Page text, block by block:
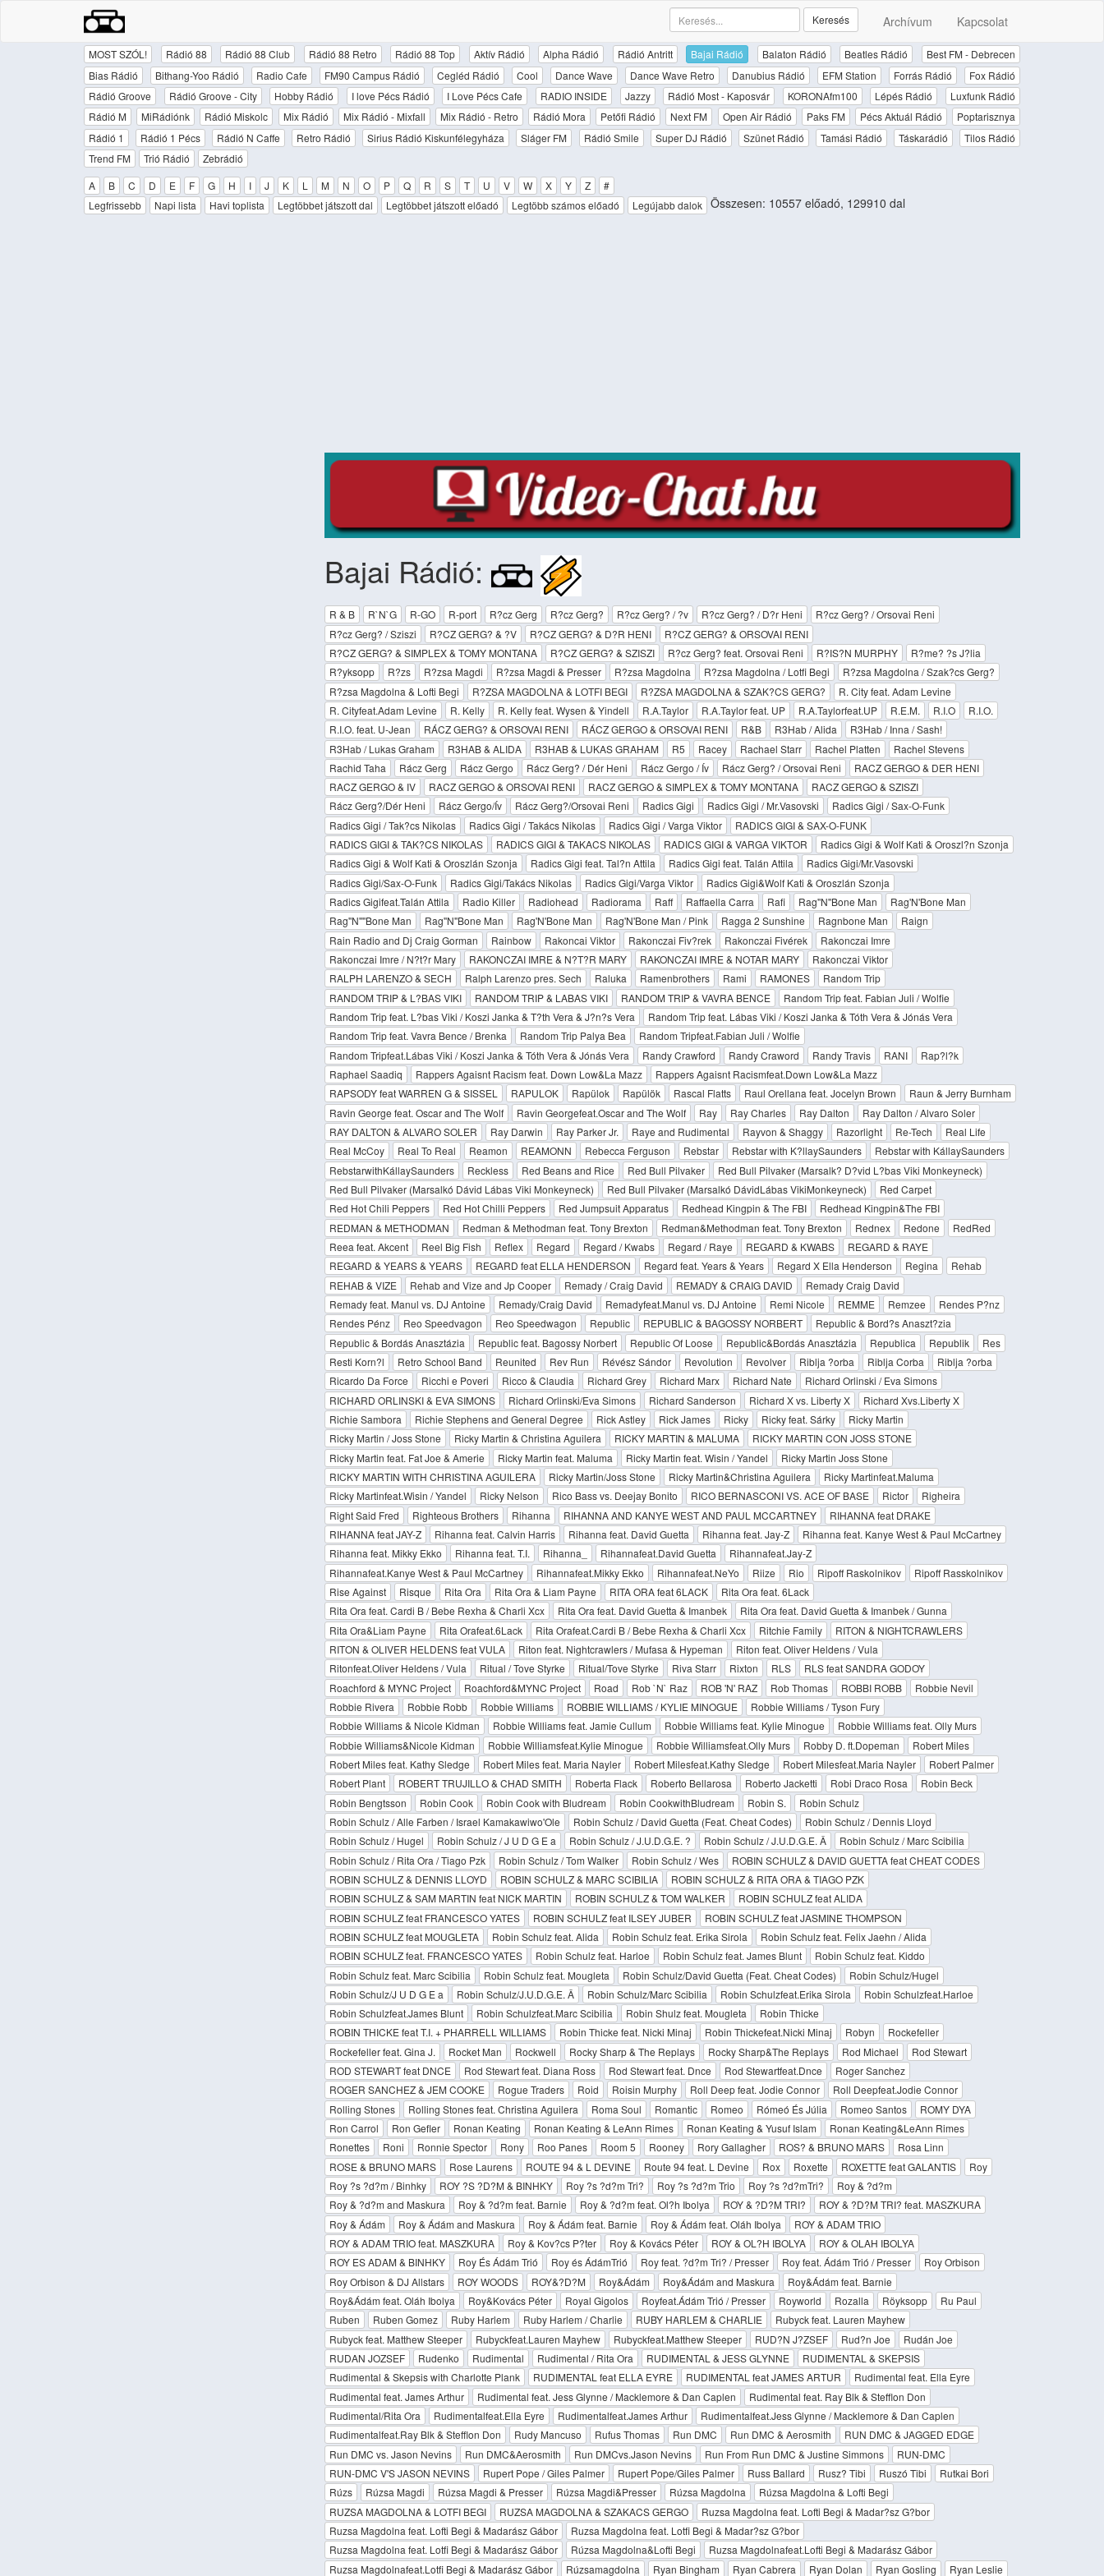
Archívum Kapcsolat
Keresés
MOST SZÓL! Rádió 88 Rádió 88 Club Rádió 88 Retro Rádió 88 Top Aktív Rádió Alpha Rádió Rádió Antritt Bajai Rádió Balaton Rádió Beatles Rádió
Best FM - Debrecen
Bias Rádió
Bithang-Yoo Rádió Radio Cafe FM90 Campus Rádió Cegléd Rádió Cool Dance Wave Dance Wave Retro Danubius Rádió EFM Station Forrás Rádió
Fox Rádió
Rádió Groove
Rádió Groove - City Hobby Rádió I love Pécs Rádió I Love Pécs Cafe RADIO INSIDE Jazzy Rádió Most - Kaposvár KORONAfm100 Lépés Rádió
Luxfunk Rádió
Rádió M
MiRádiónk Rádió Miskolc Mix Rádió Mix Rádió - Mixfall Mix Rádió - Retro Rádió Mora Petőfi Rádió Next FM Open Air Rádió Paks FM Pécs Aktuál Rádió
Poptarisznya
Rádió 1
Rádió 1 Pécs Rádió N Caffe Retro Rádió Sirius Rádió Kiskunfélegyháza Sláger FM Rádió Smile Super DJ Rádió Szünet Rádió Tamási Rádió Táskarádió
Tilos Rádió
Trend FM
Trió Rádió
Zebrádió
A
B C D E F G H I J K L M N O P Q R S T U V W X Y Z
#
Legfrissebb
Napi lista Havi toplista Legtöbbet játszott dal Legtöbbet játszott előadó Legtöbb számos előadó Legújabb dalok Összesen: 10557 előadó, 129910 dal
Bajai Rádió:
R & B R`N`G R-GO R-port R?cz Gerg R?cz Gerg? R?cz Gerg? / ?v R?cz Gerg? / D?r Heni
R?cz Gerg? / Orsovai Reni
R?cz Gerg? / Sziszi
R?CZ GERG? & ?V R?CZ GERG? & D?R HENI
R?CZ GERG? & ORSOVAI RENI
R?CZ GERG? & SIMPLEX & TOMY MONTANA
R?CZ GERG? & SZISZI R?cz Gerg? feat. Orsovai Reni R?IS?N MURPHY
R?me? ?s J?lia
R?yksopp
R?zs R?zsa Magdi R?zsa Magdi & Presser R?zsa Magdolna R?zsa Magdolna / Lotfi Begi
R?zsa Magdolna / Szak?cs Gerg?
R?zsa Magdolna & Lofti Begi
R?ZSA MAGDOLNA & LOTFI BEGI R?ZSA MAGDOLNA & SZAK?CS GERG?
R. City feat. Adam Levine
R. Cityfeat.Adam Levine
R. Kelly R. Kelly feat. Wysen & Yindell R.A.Taylor R.A.Taylor feat. UP R.A.Taylorfeat.UP R.E.M. R.I.O
R.I.O.
R.I.O. feat. U-Jean
RÁCZ GERG? & ORSOVAI RENI RÁCZ GERGO & ORSOVAI RENI R&B R3Hab / Alida
R3Hab / Inna / Sash!
R3Hab / Lukas Graham
R3HAB & ALIDA R3HAB & LUKAS GRAHAM R5 Racey Rachael Starr Rachel Platten
Rachel Stevens
Rachid Taha
Rácz Gerg Rácz Gergo Rácz Gerg? / Dér Heni Rácz Gergo / Ív Rácz Gerg? / Orsovai Reni
RACZ GERGO & DER HENI
RACZ GERGO & IV
RACZ GERGO & ORSOVAI RENI RACZ GERGO & SIMPLEX & TOMY MONTANA
RACZ GERGO & SZISZI
Rácz Gerg?/Dér Heni
Rácz Gergo/Ív Rácz Gerg?/Orsovai Reni Radics Gigi Radics Gigi / Mr.Vasovski
Radics Gigi / Sax-O-Funk
Radics Gigi / Tak?cs Nikolas
Radics Gigi / Takács Nikolas Radics Gigi / Varga Viktor
RADICS GIGI & SAX-O-FUNK
RADICS GIGI & TAK?CS NIKOLAS
RADICS GIGI & TAKACS NIKOLAS RADICS GIGI & VARGA VIKTOR
Radics Gigi & Wolf Kati & Oroszl?n Szonja
Radics Gigi & Wolf Kati & Oroszlán Szonja
Radics Gigi feat. Tal?n Attila Radics Gigi feat. Talán Attila
Radics Gigi/Mr.Vasovski
Radics Gigi/Sax-O-Funk
Radics Gigi/Takács Nikolas Radics Gigi/Varga Viktor
Radics Gigi&Wolf Kati & Oroszlán Szonja
Radics Gigifeat.Talán Attila
Radio Killer Radiohead Radiorama Raff Raffaella Carra Rafi Rag''N''Bone Man
Rag'N'Bone Man
Rag''N''''Bone Man
Rag''N''Bone Man Rag'N'Bone Man Rag'N'Bone Man / Pink Ragga 2 Sunshine Ragnbone Man
Raign
Rain Radio and Dj Craig Gorman
Rainbow Rakoncai Viktor Rakonczai Fiv?rek Rakonczai Fivérek
Rakonczai Imre
Rakonczai Imre / N?t?r Mary
RAKONCZAI IMRE & N?T?R MARY RAKONCZAI IMRE & NOTAR MARY
Rakonczai Viktor
RALPH LARENZO & SECH
Ralph Larenzo pres. Sech Raluka Ramenbrothers Rami RAMONES
Random Trip
RANDOM TRIP & L?BAS VIKI
RANDOM TRIP & LABAS VIKI RANDOM TRIP & VAVRA BENCE
Random Trip feat. Fabian Juli / Wolfie
Random Trip feat. L?bas Viki / Koszi Janka & T?th Vera & J?n?s Vera
Random Trip feat. Lábas Viki / Koszi Janka & Tóth Vera & Jónás Vera
Random Trip feat. Vavra Bence / Brenka
Random Trip Palya Bea
Random Tripfeat.Fabian Juli / Wolfie
Random Tripfeat.Lábas Viki / Koszi Janka & Tóth Vera & Jónás Vera
Randy Crawford Randy Craword Randy Travis RANI
Rap?l?k
Raphael Saadiq
Rappers Agaisnt Racism feat. Down Low&La Mazz
Rappers Agaisnt Racismfeat.Down Low&La Mazz
RAPSODY feat WARREN G & SISSEL
RAPULOK Rapülok Rapülök Rascal Flatts Raul Orellana feat. Jocelyn Brown
Raun & Jerry Burnham
Ravin George feat. Oscar and The Wolf
Ravin Georgefeat.Oscar and The Wolf Ray Ray Charles Ray Dalton
Ray Dalton / Alvaro Soler
RAY DALTON & ALVARO SOLER
Ray Darwin Ray Parker Jr. Raye and Rudimental Rayvon & Shaggy Razorlight Re-Tech
Real Life
Real McCoy
Real To Real Reamon REAMONN Rebecca Ferguson Rebstar Rebstar with K?llaySaunders
Rebstar with KállaySaunders
RebstarwithKállaySaunders
Reckless Red Beans and Rice Red Bull Pilvaker
Red Bull Pilvaker (Marsalk? D?vid L?bas Viki Monkeyneck)
Red Bull Pilvaker (Marsalkó Dávid Lábas Viki Monkeyneck)
Red Bull Pilvaker (Marsalkó DávidLábas VikiMonkeyneck)
Red Carpet
Red Hot Chili Peppers
Red Hot Chilli Peppers Red Jumpsuit Apparatus Redhead Kingpin & The FBI
Redhead Kingpin&The FBI
REDMAN & METHODMAN
Redman & Methodman feat. Tony Brexton Redman&Methodman feat. Tony Brexton Rednex Redone
RedRed
Reea feat. Akcent
Reel Big Fish Reflex Regard Regard / Kwabs Regard / Raye REGARD & KWABS
REGARD & RAYE
REGARD & YEARS & YEARS
REGARD feat ELLA HENDERSON Regard feat. Years & Years Regard X Ella Henderson Regina
Rehab
REHAB & VIZE
Rehab and Vize and Jp Cooper Remady / Craig David REMADY & CRAIG DAVID
Remady Craig David
Remady feat. Manul vs. DJ Antoine
Remady/Craig David Remadyfeat.Manul vs. DJ Antoine Remi Nicole REMME Remzee
Rendes P?nz
Rendes Pénz
Reo Speedvagon Reo Speedwagon Republic REPUBLIC & BAGOSSY NORBERT
Republic & Bord?s Anaszt?zia
Republic & Bordás Anasztázia
Republic feat. Bagossy Norbert Republic Of Loose Republic&Bordás Anasztázia Republica Republik
Res
Resti Korn?l
Retro School Band Reunited Rev Run Révész Sándor Revolution Revolver Riblja ?orba Riblja Corba
Riblja ?orba
Ricardo Da Force
Ricchi e Poveri Ricco & Claudia Richard Grey Richard Marx Richard Nate
Richard Orlinski / Eva Simons
RICHARD ORLINSKI & EVA SIMONS
Richard Orlinski/Eva Simons Richard Sanderson Richard X vs. Liberty X
Richard Xvs.Liberty X
Richie Sambora
Richie Stephens and General Degree Rick Astley Rick James Ricky Ricky feat. Sárky
Ricky Martin
Ricky Martin / Joss Stone
Ricky Martin & Christina Aguilera RICKY MARTIN & MALUMA
RICKY MARTIN CON JOSS STONE
Ricky Martin feat. Fat Joe & Amerie
Ricky Martin feat. Maluma Ricky Martin feat. Wisin / Yandel
Ricky Martin Joss Stone
RICKY MARTIN WITH CHRISTINA AGUILERA
Ricky Martin/Joss Stone Ricky Martin&Christina Aguilera
Ricky Martinfeat.Maluma
Ricky Martinfeat.Wisin / Yandel
Ricky Nelson Rico Bass vs. Deejay Bonito RICO BERNASCONI VS. ACE OF BASE Rictor
Righeira
Right Said Fred
Righteous Brothers Rihanna RIHANNA AND KANYE WEST AND PAUL MCCARTNEY
RIHANNA feat DRAKE
RIHANNA feat JAY-Z
Rihanna feat. Calvin Harris Rihanna feat. David Guetta Rihanna feat. Jay-Z
Rihanna feat. Kanye West & Paul McCartney
Rihanna feat. Mikky Ekko
Rihanna feat. T.I. Rihanna_ Rihannafeat.David Guetta
Rihannafeat.Jay-Z
Rihannafeat.Kanye West & Paul McCartney
Rihannafeat.Mikky Ekko Rihannafeat.NeYo Riize Rio Ripoff Raskolnikov
Ripoff Rasskolnikov
Rise Against
Risque Rita Ora Rita Ora & Liam Payne RITA ORA feat 6LACK
Rita Ora feat. 6Lack
Rita Ora feat. Cardi B / Bebe Rexha & Charli Xcx
Rita Ora feat. David Guetta & Imanbek
Rita Ora feat. David Guetta & Imanbek / Gunna
Rita Ora&Liam Payne
Rita Orafeat.6Lack Rita Orafeat.Cardi B / Bebe Rexha & Charli Xcx Ritchie Family
RITON & NIGHTCRAWLERS
RITON & OLIVER HELDENS feat VULA
Riton feat. Nightcrawlers / Mufasa & Hypeman
Riton feat. Oliver Heldens / Vula
Ritonfeat.Oliver Heldens / Vula
Ritual / Tove Styrke Ritual/Tove Styrke Riva Starr Rixton RLS
RLS feat SANDRA GODOY
Roachford & MYNC Project
Roachford&MYNC Project Road Rob `N` Raz ROB 'N' RAZ Rob Thomas ROBBI ROBB
Robbie Nevil
Robbie Rivera
Robbie Robb Robbie Williams ROBBIE WILLIAMS / KYLIE MINOGUE
Robbie Williams / Tyson Fury
Robbie Williams & Nicole Kidman
Robbie Williams feat. Jamie Cullum Robbie Williams feat. Kylie Minogue
Robbie Williams feat. Olly Murs
Robbie Williams&Nicole Kidman
Robbie Williamsfeat.Kylie Minogue Robbie Williamsfeat.Olly Murs Robby D. ft.Dopeman
Robert Miles
Robert Miles feat. Kathy Sledge
Robert Miles feat. Maria Nayler Robert Milesfeat.Kathy Sledge Robert Milesfeat.Maria Nayler
Robert Palmer
Robert Plant
ROBERT TRUJILLO & CHAD SMITH Roberta Flack Roberto Bellarosa Roberto Jacketti Robi Draco Rosa
Robin Beck
Robin Bengtsson
Robin Cook Robin Cook with Bludream Robin CookwithBludream Robin S.
Robin Schulz
Robin Schulz / Alle Farben / Israel Kamakawiwo'Ole
Robin Schulz / David Guetta (Feat. Cheat Codes)
Robin Schulz / Dennis Lloyd
Robin Schulz / Hugel
Robin Schulz / J U D G E a Robin Schulz / J.U.D.G.E. ? Robin Schulz / J.U.D.G.E. Â
Robin Schulz / Marc Scibilia
Robin Schulz / Rita Ora / Tiago Pzk
Robin Schulz / Tom Walker Robin Schulz / Wes
ROBIN SCHULZ & DAVID GUETTA feat CHEAT CODES
ROBIN SCHULZ & DENNIS LLOYD
ROBIN SCHULZ & MARC SCIBILIA
ROBIN SCHULZ & RITA ORA & TIAGO PZK
ROBIN SCHULZ & SAM MARTIN feat NICK MARTIN
ROBIN SCHULZ & TOM WALKER
ROBIN SCHULZ feat ALIDA
ROBIN SCHULZ feat FRANCESCO YATES
ROBIN SCHULZ feat ILSEY JUBER
ROBIN SCHULZ feat JASMINE THOMPSON
ROBIN SCHULZ feat MOUGLETA
Robin Schulz feat. Alida Robin Schulz feat. Erika Sirola
Robin Schulz feat. Felix Jaehn / Alida
ROBIN SCHULZ feat. FRANCESCO YATES
Robin Schulz feat. Harloe Robin Schulz feat. James Blunt
Robin Schulz feat. Kiddo
Robin Schulz feat. Marc Scibilia
Robin Schulz feat. Mougleta Robin Schulz/David Guetta (Feat. Cheat Codes)
Robin Schulz/Hugel
Robin Schulz/J U D G E a
Robin Schulz/J.U.D.G.E. Â Robin Schulz/Marc Scibilia Robin Schulzfeat.Erika Sirola
Robin Schulzfeat.Harloe
Robin Schulzfeat.James Blunt
Robin Schulzfeat.Marc Scibilia Robin Shulz feat. Mougleta
Robin Thicke
ROBIN THICKE feat T.I. + PHARRELL WILLIAMS
Robin Thicke feat. Nicki Minaj Robin Thickefeat.Nicki Minaj Robyn
Rockefeller
Rockefeller feat. Gina J.
Rocket Man Rockwell Rocky Sharp & The Replays Rocky Sharp&The Replays Rod Michael
Rod Stewart
ROD STEWART feat DNCE
Rod Stewart feat. Diana Ross Rod Stewart feat. Dnce Rod Stewartfeat.Dnce
Roger Sanchez
ROGER SANCHEZ & JEM COOKE
Rogue Traders Roid Roisin Murphy Roll Deep feat. Jodie Connor
Roll Deepfeat.Jodie Connor
Rolling Stones
Rolling Stones feat. Christina Aguilera Roma Soul Romantic Romeo Rómeó És Júlia Romeo Santos
ROMY DYA
Ron Carrol
Ron Gefler Ronan Keating Ronan Keating & LeAnn Rimes Ronan Keating & Yusuf Islam
Ronan Keating&LeAnn Rimes
Ronettes
Roni Ronnie Spector Rony Roo Panes Room 5 Rooney Rory Gallagher ROS? & BRUNO MARS
Rosa Linn
ROSE & BRUNO MARS
Rose Laurens ROUTE 94 & L DEVINE Route 94 feat. L Devine Rox Roxette ROXETTE feat GALANTIS
Roy
Roy ?s ?d?m / Binhky
ROY ?S ?D?M & BINHKY Roy ?s ?d?m Tri? Roy ?s ?d?m Trio Roy ?s ?d?mTri?
Roy & ?d?m
Roy & ?d?m and Maskura
Roy & ?d?m feat. Barnie Roy & ?d?m feat. Ol?h Ibolya ROY & ?D?M TRI?
ROY & ?D?M TRI? feat. MASZKURA
Roy & Ádám
Roy & Ádám and Maskura Roy & Ádám feat. Barnie Roy & Ádám feat. Oláh Ibolya
ROY & ADAM TRIO
ROY & ADAM TRIO feat. MASZKURA
Roy & Kov?cs P?ter Roy & Kovács Péter ROY & OL?H IBOLYA
ROY & OLAH IBOLYA
ROY ES ADAM & BINHKY
Roy És Ádám Trió Roy és ÁdámTrió Roy feat. ?d?m Tri? / Presser Roy feat. Ádám Trió / Presser
Roy Orbison
Roy Orbison & DJ Allstars
ROY WOODS ROY&?D?M Roy&Ádám Roy&Ádám and Maskura
Roy&Ádám feat. Barnie
Roy&Ádám feat. Oláh Ibolya
Roy&Kovács Péter Royal Gigolos Royfeat.Ádám Trió / Presser Royworld Rozalla Röyksopp
Ru Paul
Ruben
Ruben Gomez Ruby Harlem Ruby Harlem / Charlie RUBY HARLEM & CHARLIE
Rubyck feat. Lauren Mayhew
Rubyck feat. Matthew Steeper
Rubyckfeat.Lauren Mayhew Rubyckfeat.Matthew Steeper RUD?N J?ZSEF Rud?n Joe
Rudán Joe
RUDAN JOZSEF
Rudenko Rudimental Rudimental / Rita Ora RUDIMENTAL & JESS GLYNNE
RUDIMENTAL & SKEPSIS
Rudimental & Skepsis with Charlotte Plank
RUDIMENTAL feat ELLA EYRE RUDIMENTAL feat JAMES ARTUR
Rudimental feat. Ella Eyre
Rudimental feat. James Arthur
Rudimental feat. Jess Glynne / Macklemore & Dan Caplen
Rudimental feat. Ray Blk & Stefflon Don
Rudimental/Rita Ora
Rudimentalfeat.Ella Eyre Rudimentalfeat.James Arthur
Rudimentalfeat.Jess Glynne / Macklemore & Dan Caplen
Rudimentalfeat.Ray Blk & Stefflon Don
Rudy Mancuso Rufus Thomas Run DMC Run DMC & Aerosmith
RUN DMC & JAGGED EDGE
Run DMC vs. Jason Nevins
Run DMC&Aerosmith Run DMCvs.Jason Nevins Run From Run DMC & Justine Simmons
RUN-DMC
RUN-DMC V'S JASON NEVINS
Rupert Pope / Giles Palmer Rupert Pope/Giles Palmer Russ Ballard Rusz? Tibi Ruszó Tibi
Rutkai Bori
Rúzs
Rúzsa Magdi Rúzsa Magdi & Presser Rúzsa Magdi&Presser Rúzsa Magdolna
Rúzsa Magdolna & Lofti Begi
RUZSA MAGDOLNA & LOTFI BEGI
RUZSA MAGDOLNA & SZAKACS GERGO
Ruzsa Magdolna feat. Lofti Begi & Madar?sz G?bor
Ruzsa Magdolna feat. Lofti Begi & Madarász Gábor
Ruzsa Magdolna feat. Lotfi Begi & Madar?sz G?bor
Ruzsa Magdolna feat. Lotfi Begi & Madarász Gábor
Rúzsa Magdolna&Lofti Begi
Ruzsa Magdolnafeat.Lofti Begi & Madarász Gábor
Ruzsa Magdolnafeat.Lotfi Begi & Madarász Gábor
Rúzsamagdolna Ryan Bingham Ryan Cabrera Ryan Dolan Ryan Gosling Ryan Leslie